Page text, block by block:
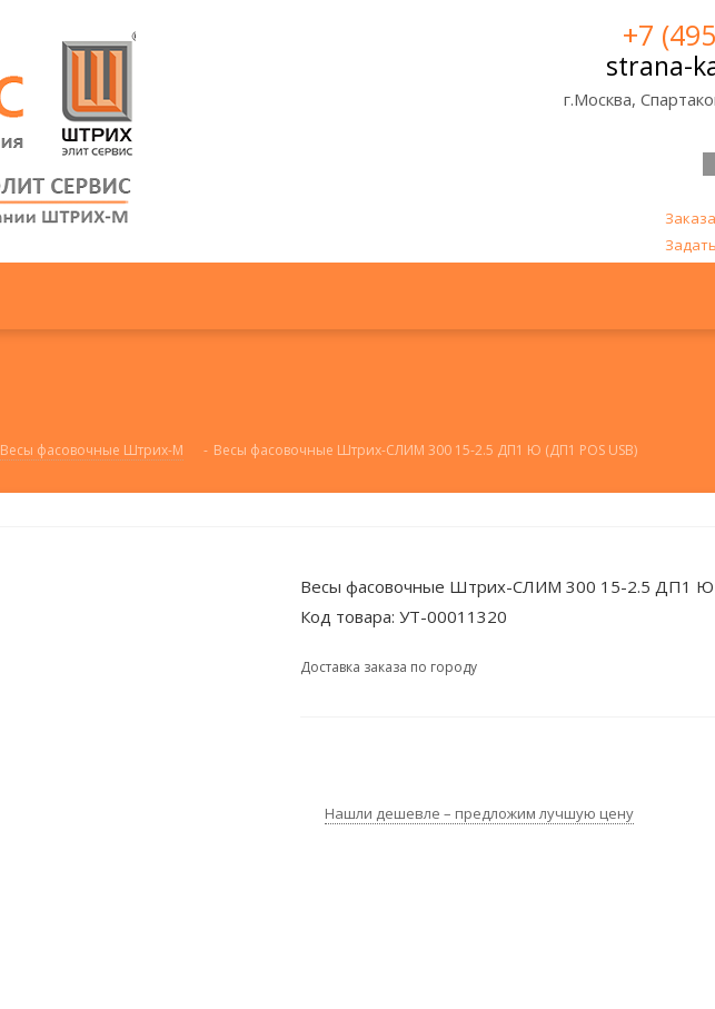
+7
strana-
г.Москва,
Весы фасовочные Штрих-М - Весы фасовочные Штрих-СЛИМ 300 15-2.5 ДП1 Ю (ДП1 POS USB)
Весы фасовочные Штрих-СЛИМ 300 15-2.5 ДП1 Ю
Код товара: УТ-00011320
Доставка заказа по городу
Нашли дешевле – предложим лучшую цену